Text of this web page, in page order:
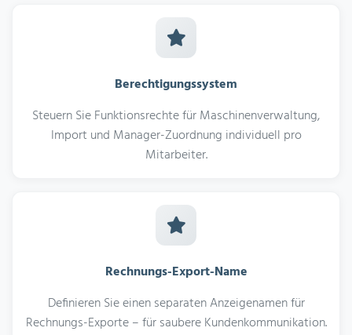
Berechtigungssystem
Steuern Sie Funktionsrechte für Maschinenverwaltung,
Import und Manager-Zuordnung individuell pro
Mitarbeiter.
Rechnungs-Export-Name
Definieren Sie einen separaten Anzeigenamen für
Rechnungs-Exporte – für saubere Kundenkommunikation.